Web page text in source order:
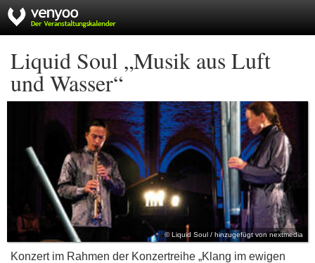
Liquid Soul „Musik aus Luft
und Wasser“
© Liquid Soul / hinzugefügt von nextmedia
Konzert im Rahmen der Konzertreihe „Klang im ewigen